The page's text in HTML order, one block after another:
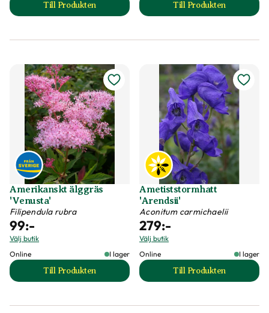
Till Produkten
till Akleja 'William Guiness' produktsida
Till Produkten
till Amerikanskt
Amerikanskt älggräs
'Venusta'
Filipendula rubra
99:-
Välj butik
Online
I lager
Till Produkten
till Amerikanskt älggräs 'Venusta' produktsida
Ametiststormhatt
'Arendsii'
Aconitum carmichaelii
279:-
Välj butik
Online
I lager
Till Produkten
till